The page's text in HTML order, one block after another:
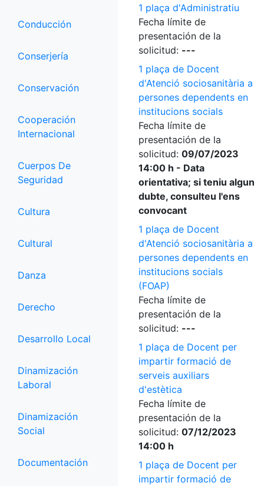
Conducción
Conserjería
Conservación
Cooperación
Internacional
Cuerpos De
Seguridad
Cultura
Cultural
Danza
Derecho
Desarrollo Local
Dinamización
Laboral
Dinamización
Social
Documentación
1 plaça d'Administratiu
Fecha límite de
presentación de la
solicitud: ---
1 plaça de Docent
d'Atenció sociosanitària a
persones dependents en
institucions socials
Fecha límite de
presentación de la
solicitud: 09/07/2023
14:00 h - Data
orientativa; si teniu algun
dubte, consulteu l'ens
convocant
1 plaça de Docent
d'Atenció sociosanitària a
persones dependents en
institucions socials
(FOAP)
Fecha límite de
presentación de la
solicitud: ---
1 plaça de Docent per
impartir formació de
serveis auxiliars
d'estètica
Fecha límite de
presentación de la
solicitud: 07/12/2023
14:00 h
1 plaça de Docent per
impartir formació de